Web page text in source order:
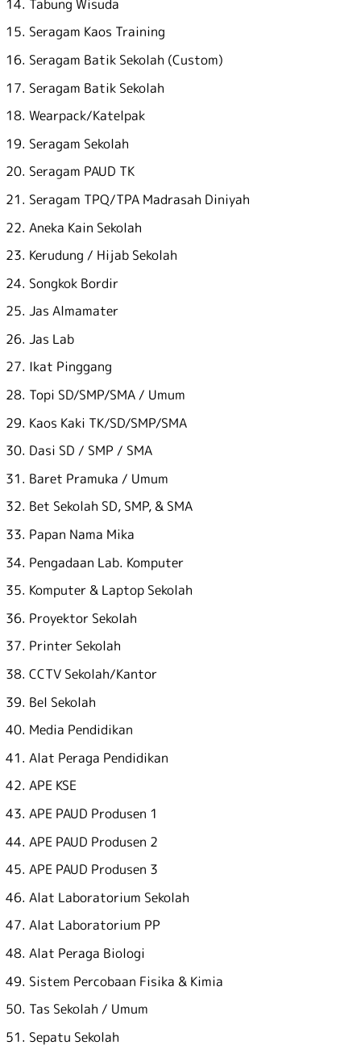
Tabung Wisuda
Seragam Kaos Training
Seragam Batik Sekolah (Custom)
Seragam Batik Sekolah
Wearpack/Katelpak
Seragam Sekolah
Seragam PAUD TK
Seragam TPQ/TPA Madrasah Diniyah
Aneka Kain Sekolah
Kerudung / Hijab Sekolah
Songkok Bordir
Jas Almamater
Jas Lab
Ikat Pinggang
Topi SD/SMP/SMA / Umum
Kaos Kaki TK/SD/SMP/SMA
Dasi SD / SMP / SMA
Baret Pramuka / Umum
Bet Sekolah SD, SMP, & SMA
Papan Nama Mika
Pengadaan Lab. Komputer
Komputer & Laptop Sekolah
Proyektor Sekolah
Printer Sekolah
CCTV Sekolah/Kantor
Bel Sekolah
Media Pendidikan
Alat Peraga Pendidikan
APE KSE
APE PAUD Produsen 1
APE PAUD Produsen 2
APE PAUD Produsen 3
Alat Laboratorium Sekolah
Alat Laboratorium PP
Alat Peraga Biologi
Sistem Percobaan Fisika & Kimia
Tas Sekolah / Umum
Sepatu Sekolah